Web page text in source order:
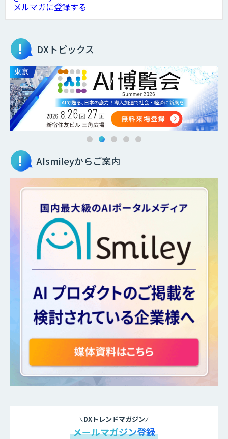
メルマガに登録する
DXトピックス
AIsmileyからご案内
DXトレンドマガジン
メールマガジン登録